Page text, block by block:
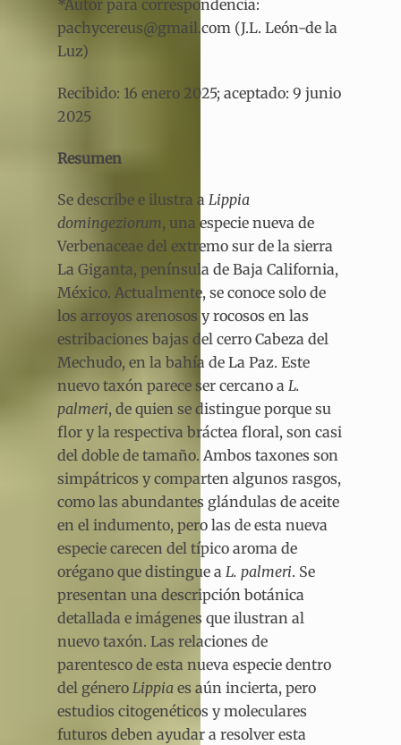
*Autor para correspondencia:
pachycereus@gmail.com (J.L. León-de la
Luz)
Recibido: 16 enero 2025; aceptado: 9 junio
2025
Resumen
Se describe e ilustra a Lippia
domingeziorum, una especie nueva de
Verbenaceae del extremo sur de la sierra
La Giganta, península de Baja California,
México. Actualmente, se conoce solo de
los arroyos arenosos y rocosos en las
estribaciones bajas del cerro Cabeza del
Mechudo, en la bahía de La Paz. Este
nuevo taxón parece ser cercano a L.
palmeri, de quien se distingue porque su
flor y la respectiva bráctea floral, son casi
del doble de tamaño. Ambos taxones son
simpátricos y comparten algunos rasgos,
como las abundantes glándulas de aceite
en el indumento, pero las de esta nueva
especie carecen del típico aroma de
orégano que distingue a L. palmeri. Se
presentan una descripción botánica
detallada e imágenes que ilustran al
nuevo taxón. Las relaciones de
parentesco de esta nueva especie dentro
del género Lippia es aún incierta, pero
estudios citogenéticos y moleculares
futuros deben ayudar a resolver esta